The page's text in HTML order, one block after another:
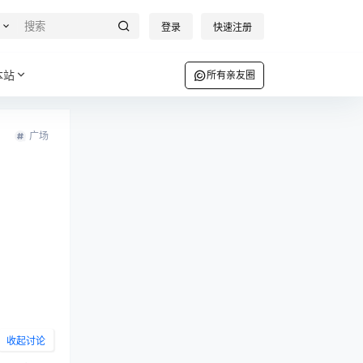
登录 快速注册
站 所有亲友圈
广场
收起讨论